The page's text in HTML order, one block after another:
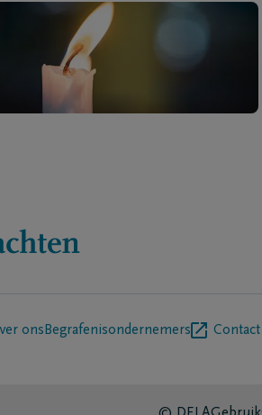
ons Begrafenisondernemers Contact